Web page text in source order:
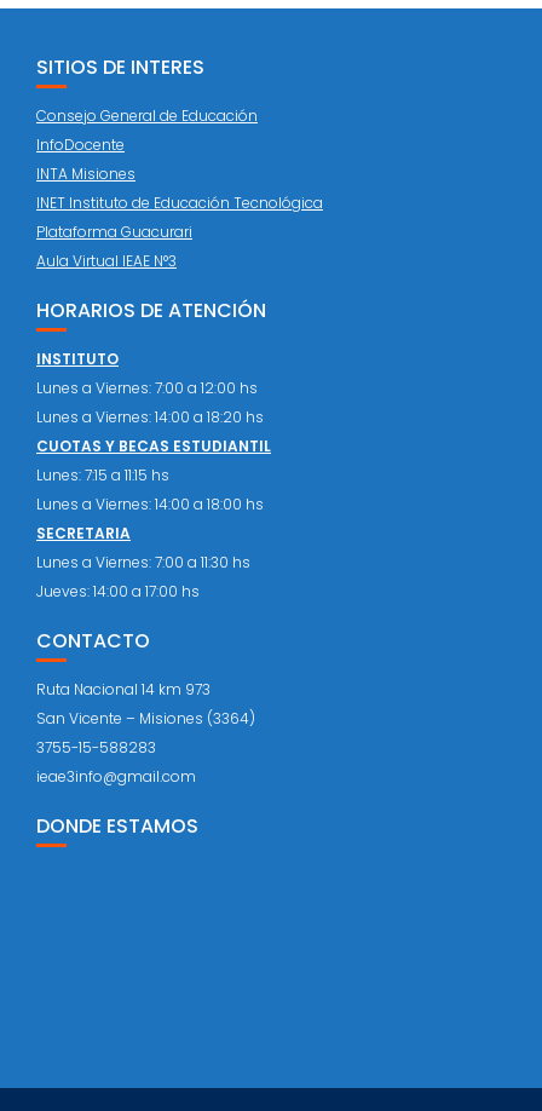
SITIOS DE INTERES
Consejo General de Educación
InfoDocente
INTA Misiones
INET Instituto de Educación Tecnológica
Plataforma Guacurari
Aula Virtual IEAE N°3
HORARIOS DE ATENCIÓN
INSTITUTO
Lunes a Viernes: 7:00 a 12:00 hs
Lunes a Viernes: 14:00 a 18:20 hs
CUOTAS Y BECAS ESTUDIANTIL
Lunes: 7:15 a 11:15 hs
Lunes a Viernes: 14:00 a 18:00 hs
SECRETARIA
Lunes a Viernes: 7:00 a 11:30 hs
Jueves: 14:00 a 17:00 hs
CONTACTO
Ruta Nacional 14 km 973
San Vicente – Misiones (3364)
3755-15-588283
ieae3info@gmail.com
DONDE ESTAMOS